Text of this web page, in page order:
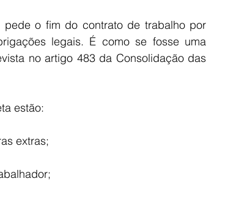
o fim do contrato de trabalho por
legais. É como se fosse uma
no artigo 483 da Consolidação das
estão:
extras;